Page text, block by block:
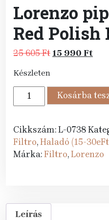
Lorenzo
Red Polish
25 605Ft Original
25
605 Ft.
15 990 Ft
15
990
Készleten
Lorenzo
pipa
810
Red
Polish
Kosárba
Cikkszám:L-0738
Filtro,Haladó (15-
Márka:Filtro,Lorenzo
Leírás